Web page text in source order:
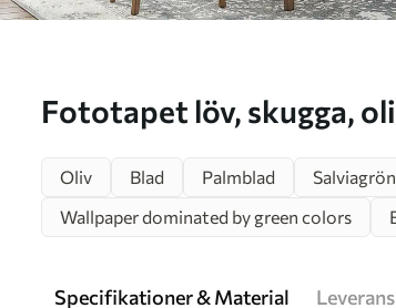
Fototapet löv,
Oliv
Blad Palmblad Salviagrön
Wallpaper dominated by green colors
Specifikationer & Material